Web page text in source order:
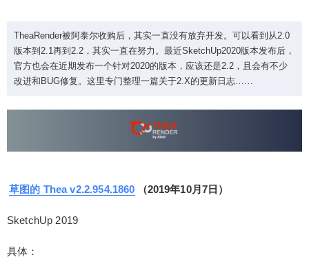
TheaRender被阿泰尔收购后，其实一直没有放弃开发。可以看到从2.0
版本到2.1再到2.2，其实一直在努力。最近SketchUp2020版本发布后，
官方也会在近期发布一个针对2020的版本，应该还是2.2，且会有不少
改进和BUG修复。这里专门整理一篇关于2.X的更新日志……
草图的 Thea v2.2.954.1860 （2019年10月7日）
SketchUp 2019
具体：
TheaRender更新日志
发。可以看到从2.0版本到2.1再到2.2，其实一直在
近期发布一个针对2020的版本，应该还是2.2，且会
有不少改进和BUG修复。这里专门整理一篇关于2.X